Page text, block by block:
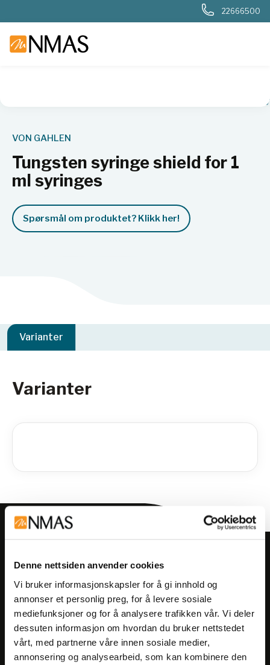
Denne nettsiden anvender cookies
Vi bruker informasjonskapsler for å gi innhold og
annonser et personlig preg, for å levere sosiale
mediefunksjoner og for å analysere trafikken vår. Vi deler
dessuten informasjon om hvordan du bruker nettstedet
vårt, med partnerne våre innen sosiale medier,
annonsering og analysearbeid, som kan kombinere den
22666500
Tungsten syringe shield for 1 ml
VON GAHLEN
Tungsten syringe shield for 1
ml syringes
Spørsmål om produktet? Klikk her!
Varianter
Varianter
Meld deg på vårt nyhetsbrev!
arrangementer og kampanjer.
Meld på nyhetsbrev